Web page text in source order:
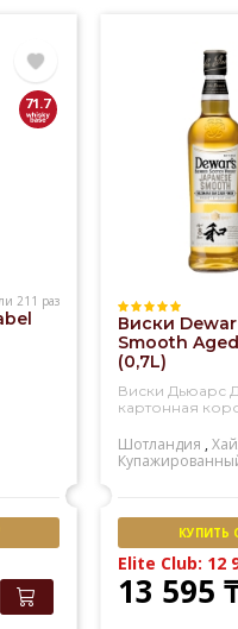
71.7
211 раз
Виски
Smooth
(0,7L)
Виски Дьюарс
картонная
Шотландия ,
КУПИТЬ
Elite Club: 12
13 595